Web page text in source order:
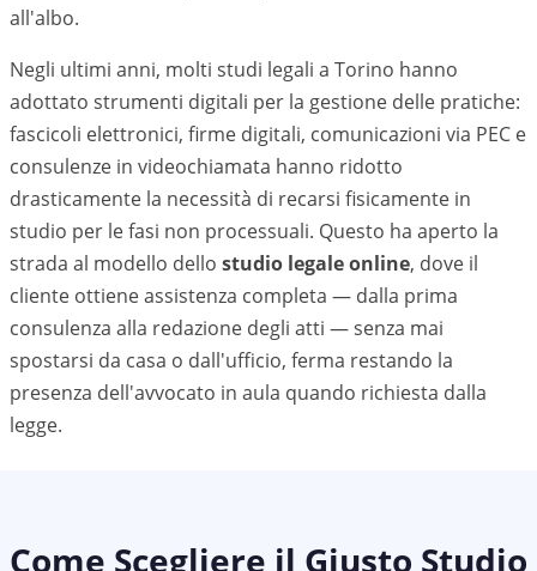
all'albo.
Negli ultimi anni, molti studi legali a Torino hanno
adottato strumenti digitali per la gestione delle pratiche:
fascicoli elettronici, firme digitali, comunicazioni via PEC e
consulenze in videochiamata hanno ridotto
drasticamente la necessità di recarsi fisicamente in
studio per le fasi non processuali. Questo ha aperto la
strada al modello dello studio legale online, dove il
cliente ottiene assistenza completa — dalla prima
consulenza alla redazione degli atti — senza mai
spostarsi da casa o dall'ufficio, ferma restando la
presenza dell'avvocato in aula quando richiesta dalla
legge.
Come Scegliere il Giusto Studio